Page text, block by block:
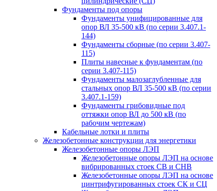
Фундаменты под опоры
Фундаменты унифицированные для
опор ВЛ 35-500 кВ (по серии 3.407.1-
144)
Фундаменты сборные (по серии 3.407-
115)
Плиты навесные к фундаментам (по
серии 3.407-115)
Фундаменты малозаглубленные для
стальных опор ВЛ 35-500 кВ (по серии
3.407.1-159)
Фундаменты грибовидные под
оттяжки опор ВЛ до 500 кВ (по
рабочим чертежам)
Кабельные лотки и плиты
Железобетонные конструкции для энергетики
Железобетонные опоры ЛЭП
Железобетонные опоры ЛЭП на основе
вибрированных стоек СВ и СНВ
Железобетонные опоры ЛЭП на основе
цинтрифугированных стоек СК и СЦ